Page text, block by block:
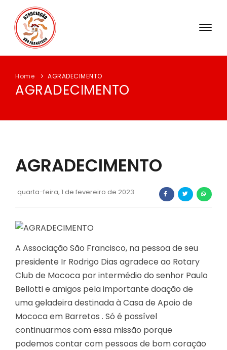
INSTITUCIONAL
ATUAÇÃO DA ENTIDADE
CONTATO
Home AGRADECIMENTO
AGRADECIMENTO
AGRADECIMENTO
quarta-feira, 1 de fevereiro de 2023
A Associação São Francisco, na pessoa de seu
presidente Ir Rodrigo Dias agradece ao Rotary
Club de Mococa por intermédio do senhor Paulo
Bellotti e amigos pela importante doação de
uma geladeira destinada à Casa de Apoio de
Mococa em Barretos . Só é possível
continuarmos com essa missão porque
podemos contar com pessoas de bom coração